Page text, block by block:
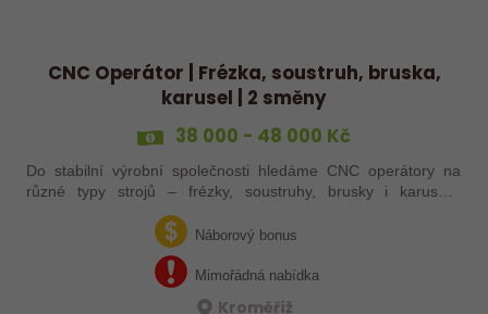
CNC Operátor | Frézka, soustruh, bruska,
karusel | 2 směny
38 000 - 48 000 Kč
Do stabilní výrobní společnosti hledáme CNC operátory na
různé typy strojů – frézky, soustruhy, brusky i karusely.
Uplatnění u nás najdou zkušení obráběči i absolventi
technických oborů, kteří se…Náborový bonus
Mimořádná nabídka
Kroměříž